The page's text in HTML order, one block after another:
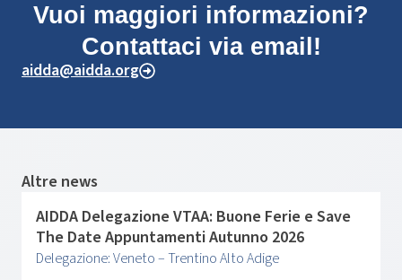
Vuoi maggiori informazioni?
Contattaci via email!
aidda@aidda.org
Altre news
AIDDA Delegazione VTAA: Buone Ferie e Save
The Date Appuntamenti Autunno 2026
Delegazione: Veneto – Trentino Alto Adige